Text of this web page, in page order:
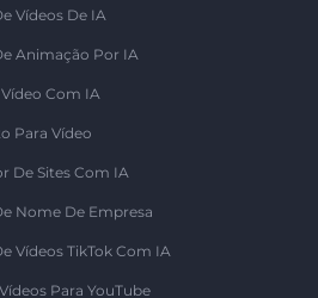
Vídeos De IA
Animação Por IA
Com IA
Para Vídeo
De Sites Com IA
Nome De Empresa
Vídeos TikTok Com IA
Para YouTube